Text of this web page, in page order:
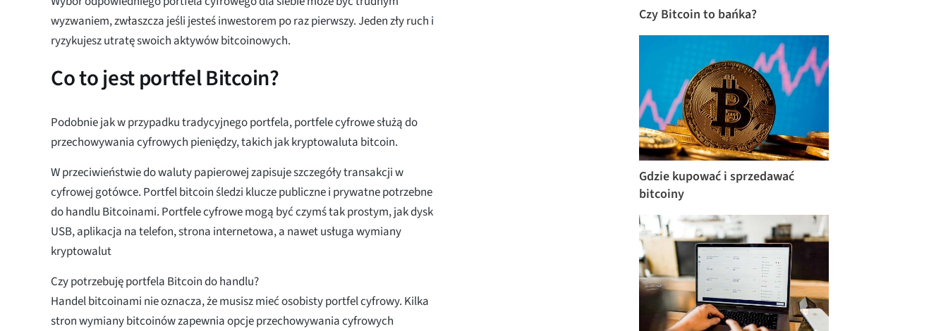
wyzwaniem, zwłaszcza jeśli jesteś inwestorem po raz pierwszy. Jeden zły ruch i
ryzykujesz utratę swoich aktywów bitcoinowych.
Co to jest portfel Bitcoin?
Podobnie jak w przypadku tradycyjnego portfela, portfele cyfrowe służą do
przechowywania cyfrowych pieniędzy, takich jak kryptowaluta bitcoin.
W przeciwieństwie do waluty papierowej zapisuje szczegóły transakcji w
cyfrowej gotówce. Portfel bitcoin śledzi klucze publiczne i prywatne potrzebne
do handlu Bitcoinami. Portfele cyfrowe mogą być czymś tak prostym, jak dysk
USB, aplikacja na telefon, strona internetowa, a nawet usługa wymiany
kryptowalut
Czy potrzebuję portfela Bitcoin do handlu?
Handel bitcoinami nie oznacza, że musisz mieć osobisty portfel cyfrowy. Kilka
stron wymiany bitcoinów zapewnia opcje przechowywania cyfrowych
Czy Bitcoin to bańka?
Gdzie kupować i sprzedawać
bitcoiny